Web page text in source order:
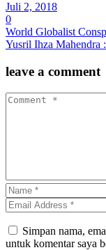
Juli 2, 2018
0
World Globalist
Yusril Ihza Mahendra
leave a comment
Simpan nama,
untuk komentar saya